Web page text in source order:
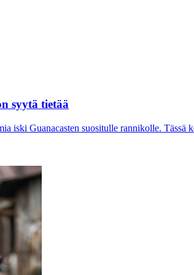
syytä tietää
iski Guanacasten suositulle rannikolle. Tässä